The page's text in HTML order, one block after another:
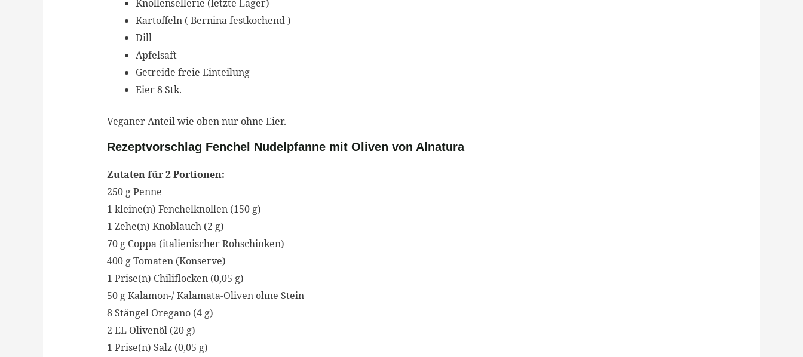
Knollensellerie (letzte Lager)
Kartoffeln ( Bernina festkochend )
Dill
Apfelsaft
Getreide freie Einteilung
Eier 8 Stk.
Veganer Anteil wie oben nur ohne Eier.
Rezeptvorschlag Fenchel Nudelpfanne mit Oliven von Alnatura
Zutaten für 2 Portionen:
250 gPenne
1 kleine(n) Fenchelknollen (150 g)
1 Zehe(n) Knoblauch (2 g)
70 g Coppa (italienischer Rohschinken)
400 gTomaten (Konserve)
1 Prise(n) Chiliflocken (0,05 g)
50 gKalamon-/ Kalamata-Oliven ohne Stein
8Stängel Oregano (4 g)
2 EL Olivenöl (20 g)
1 Prise(n) Salz (0,05 g)